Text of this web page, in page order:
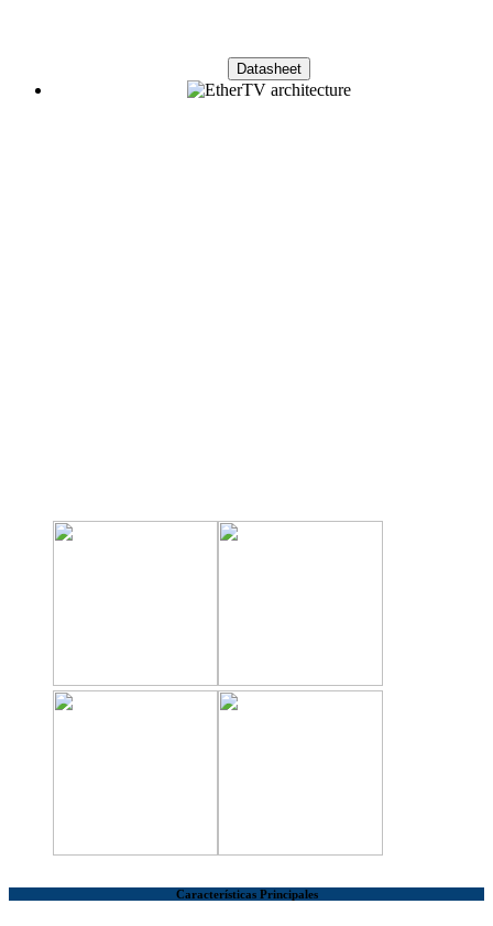
Características Principales